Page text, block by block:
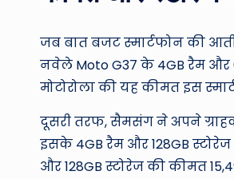
जब बात बजट स्मार्टफोन की
नवेले Moto G37 के 4GB रैम और
मोटोरोला की यह कीमत इस
दूसरी तरफ, सैमसंग ने अपने
इसके 4GB रैम और 128GB
और 128GB स्टोरेज की कीमत